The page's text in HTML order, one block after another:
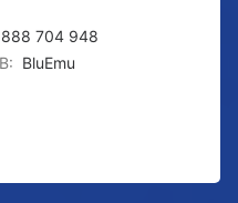
704 948
BluEmu